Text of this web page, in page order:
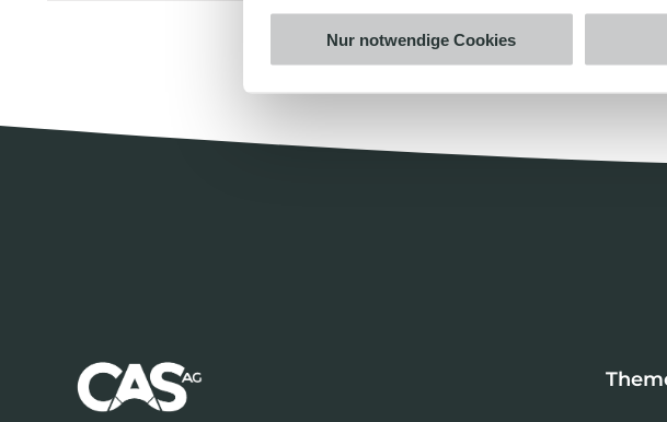
Nur notwendige Cookies